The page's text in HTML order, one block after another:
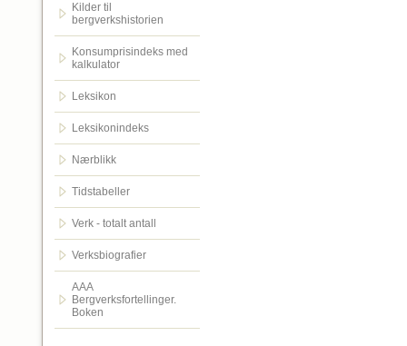
Kilder til
bergverkshistorien
Konsumprisindeks med
kalkulator
Leksikon
Leksikonindeks
Nærblikk
Tidstabeller
Verk - totalt antall
Verksbiografier
AAA
Bergverksfortellinger.
Boken